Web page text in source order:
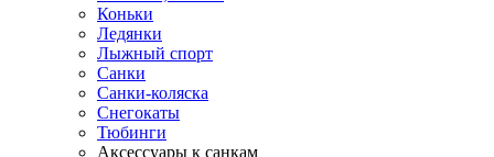
Коньки
Ледянки
Лыжный спорт
Санки
Санки-коляска
Снегокаты
Тюбинги
Аксессуары к санкам